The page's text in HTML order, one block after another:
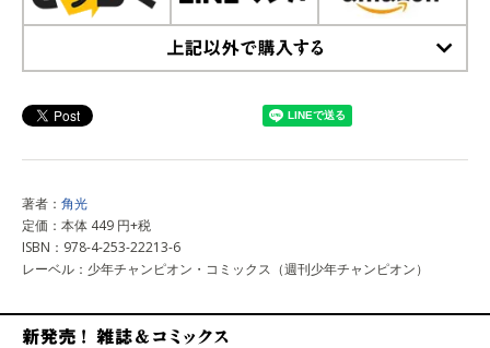
著者： 角光
定価：本体 449 円+税
ISBN：978-4-253-22213-6
レーベル：少年チャンピオン・コミックス（週刊少年チャンピオン）